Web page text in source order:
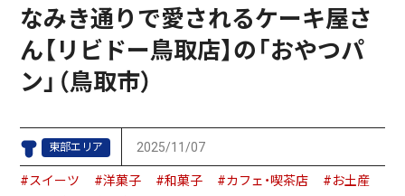
なみき通りで愛されるケーキ屋さ
ん【リビドー鳥取店】の「おやつパ
ン」（鳥取市）
東部エリア 2025/11/07
#スイーツ #洋菓子 #和菓子 #カフェ・喫茶店
#お土産